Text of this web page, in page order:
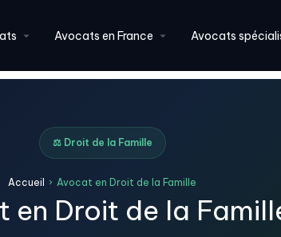
Avocats en France Avocats
⚖️ Droit de la Famille
Accueil › Avocat en Droit de la Famille
en Droit de la